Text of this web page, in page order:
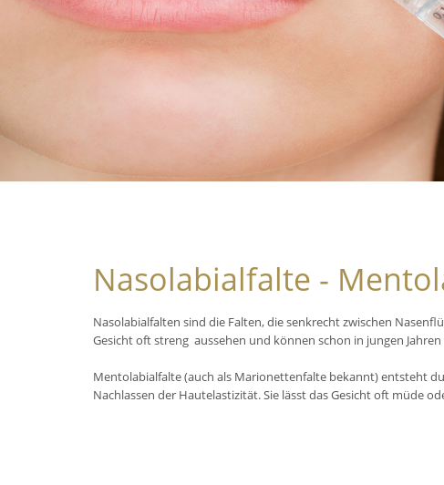
Nasolabialfalte -
Nasolabialfalten sind die Falten, die senkrecht zwischen
Gesicht oft streng aussehen und können schon in jungen
Mentolabialfalte (auch als Marionettenfalte bekannt) entsteht
Nachlassen der Hautelastizität. Sie lässt das Gesicht oft müde